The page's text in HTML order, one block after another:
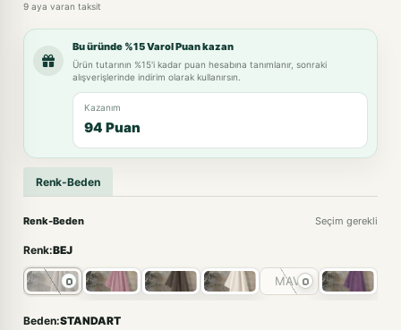
9 aya varan taksit
Bu üründe %15 Varol Puan kazan
Ürün tutarının %15'i kadar puan hesabına tanımlanır, sonraki
alışverişlerinde indirim olarak kullanırsın.
Kazanım
94 Puan
Renk-Beden
Renk-Beden Seçim gerekli
Renk:BEJ
MAVİ
Beden:STANDART